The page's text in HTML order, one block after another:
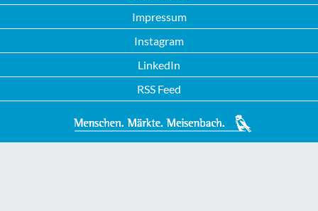
Impressum
Instagram
LinkedIn
RSS Feed